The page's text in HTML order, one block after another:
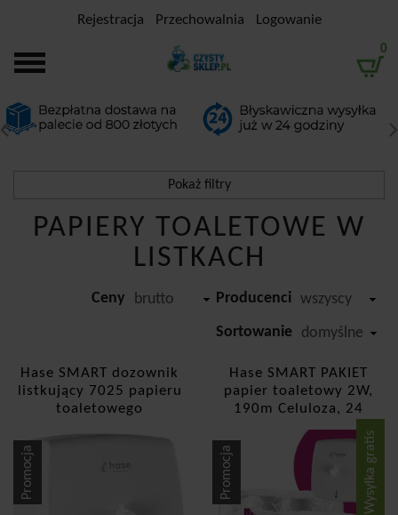
Rejestracja Przechowalnia Logowanie
0
Pokaż filtry
Filtrowanie
-
Hase
Merida
Dostepność
PAPIERY TOALETOWE W
LISTKACH
Ceny brutto Producenci wszyscy
Sortowanie domyślne
Hase SMART dozownik
listkujący 7025 papieru
toaletowego
Promocja
Hase SMART PAKIET
papier toaletowy 2W,
190m Celuloza, 24
sztuki + dozownik
GRATIS!
Promocja Wysyłka gratis